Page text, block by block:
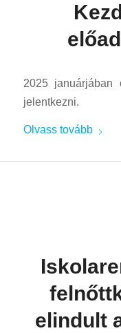
2025 januárjában
jelentkezni.
Olvass tovább
elindult